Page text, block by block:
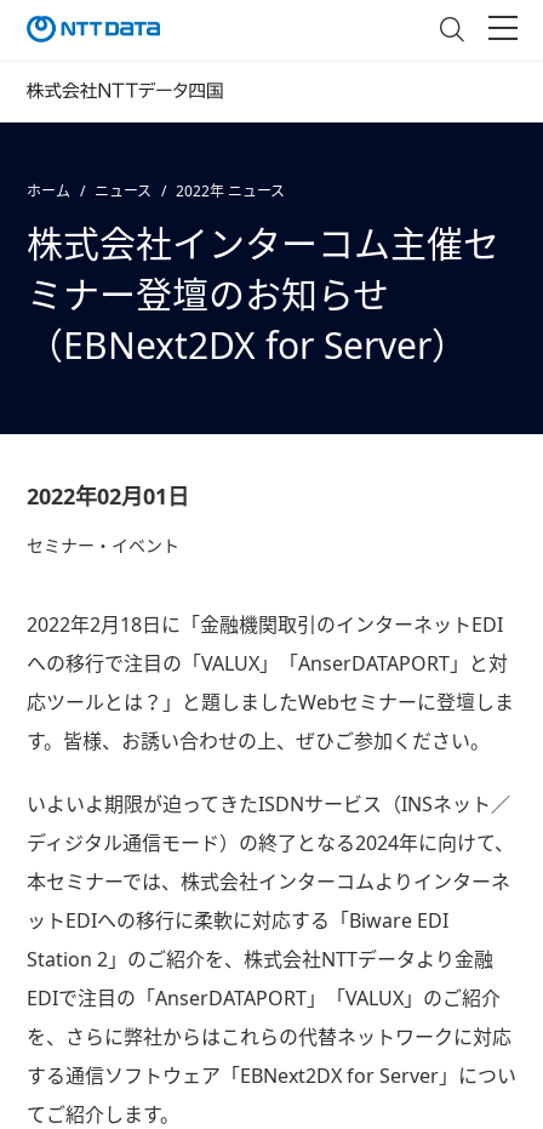
ホーム ニュース 2022年 ニュース
株式会社インターコム主催セ
ミナー登壇のお知らせ
（EBNext2DX for Server）
2022年02月01日
セミナー・イベント
2022年2月18日に「金融機関取引のインターネットEDI
への移行で注目の「VALUX」「AnserDATAPORT」と対
応ツールとは？」と題しましたWebセミナーに登壇しま
す。皆様、お誘い合わせの上、ぜひご参加ください。
いよいよ期限が迫ってきたISDNサービス（INSネット／
ディジタル通信モード）の終了となる2024年に向けて、
本セミナーでは、株式会社インターコムよりインターネ
ットEDIへの移行に柔軟に対応する「Biware EDI
Station 2」のご紹介を、株式会社NTTデータより金融
EDIで注目の「AnserDATAPORT」「VALUX」のご紹介
を、さらに弊社からはこれらの代替ネットワークに対応
する通信ソフトウェア「EBNext2DX for Server」につい
てご紹介します。